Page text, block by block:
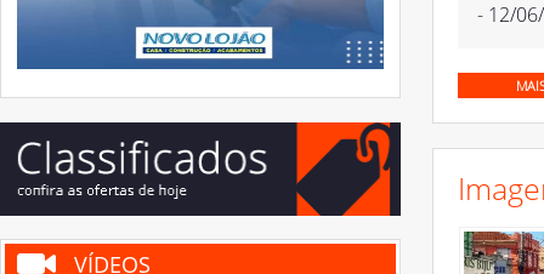
VÍDEOS
- 12/